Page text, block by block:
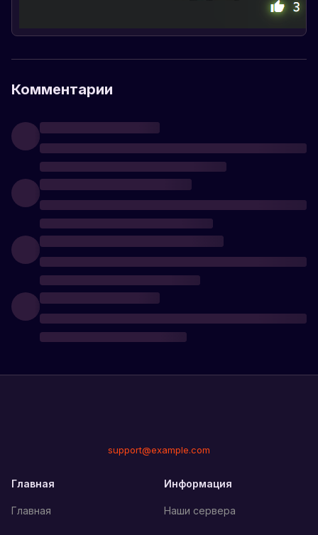
Комментарии
support@example.com
Главная
Главная
Информация
Наши сервера